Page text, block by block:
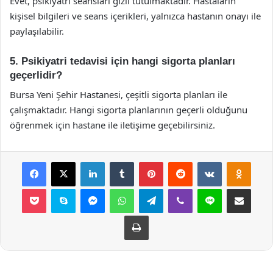
kişisel bilgileri ve seans içerikleri, yalnızca hastanın onayı ile
paylaşılabilir.
5. Psikiyatri tedavisi için hangi sigorta planları
geçerlidir?
Bursa Yeni Şehir Hastanesi, çeşitli sigorta planları ile
çalışmaktadır. Hangi sigorta planlarının geçerli olduğunu
öğrenmek için hastane ile iletişime geçebilirsiniz.
Facebook
X LinkedInTumblr PinterestReddit VKontakte
Pocket Skype MessengerWhatsAppTelegramViber Line E-Posta ile
Yazdır